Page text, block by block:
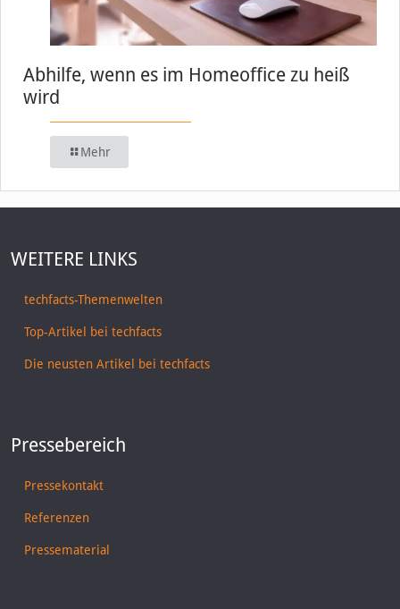
Abhilfe, wenn es im Homeoffice zu heiß
wird
Mehr
WEITERE LINKS
techfacts-Themenwelten
Top-Artikel bei techfacts
Die neusten Artikel bei techfacts
Pressebereich
Pressekontakt
Referenzen
Pressematerial